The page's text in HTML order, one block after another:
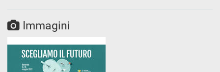
Immagini